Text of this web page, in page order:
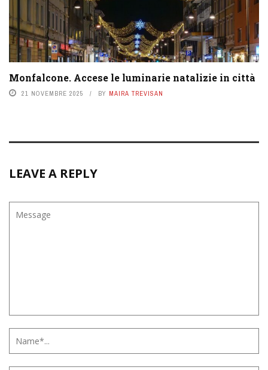
Monfalcone. Accese le luminarie natalizie in città
21 NOVEMBRE 2025 BY MAIRA TREVISAN
LEAVE A REPLY